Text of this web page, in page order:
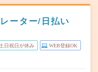
ーター/日払い
土日祝日が休み WEB登録OK